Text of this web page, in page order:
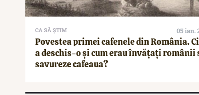
CA SĂ ȘTIM 05 ian.
Povestea primei cafenele din România.
a deschis-o și cum erau învățați românii
savureze cafeaua?